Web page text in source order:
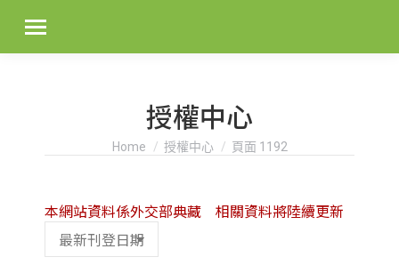
授權中心
You are here:
Home 授權中心 頁面 1192
本網站資料係外交部典藏 相關資料將陸續更新